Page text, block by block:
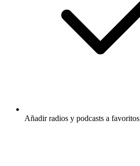
Añadir radios y podcasts a favoritos